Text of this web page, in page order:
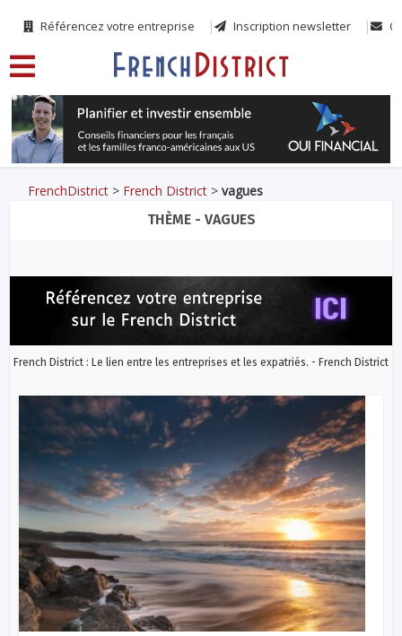
Référencez votre entreprise Inscription newsletter
FrenchDistrict > French District >vagues
THÈME - VAGUES
French District : Le lien entre les entreprises et les expatriés. - French District